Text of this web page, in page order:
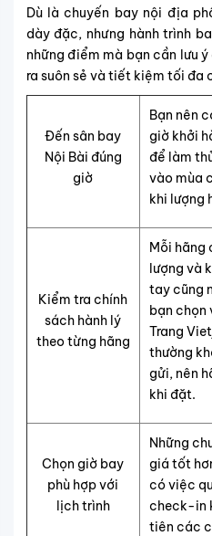
Dù là chuyến bay nội địa
dày đặc, nhưng hành trình
những điểm mà bạn cần lưu
ra suôn sẻ và tiết kiệm tối đa
Đến sân bay
Nội Bài đúng
giờ
Bạn nên
giờ khởi
để làm
vào mùa
khi lượng
Kiểm tra chính
sách hành lý
theo từng hãng
Mỗi hãng
lượng và
tay cũng
bạn chọn
Trang
thường
gửi, nên
khi đặt.
Chọn giờ bay
phù hợp với
lịch trình
Những
giá tốt
có việc
check-in
tiên các